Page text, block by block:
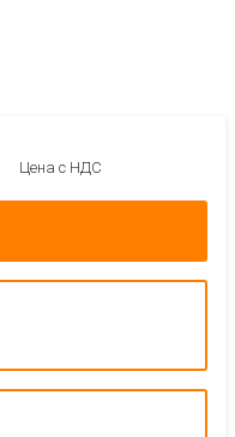
Цена с НДС